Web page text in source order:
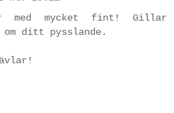
mycket fint! Gillar
ditt pysslande.